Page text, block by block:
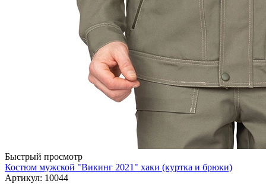
Быстрый просмотр
Костюм мужской "Викинг 2021" хаки (куртка и брюки)
Артикул: 10044